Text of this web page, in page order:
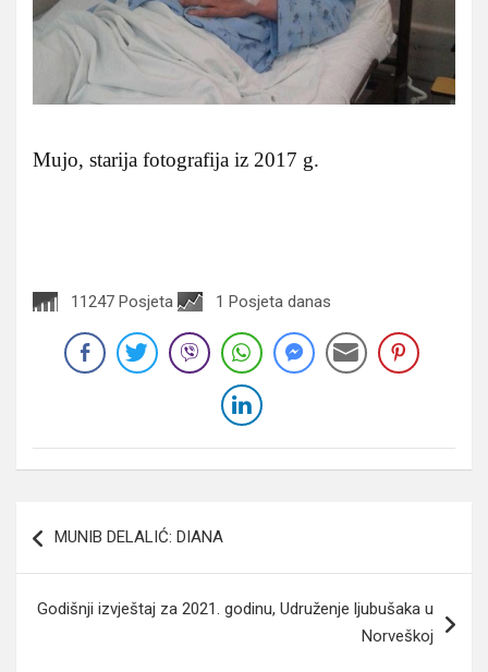
Mujo, starija fotografija iz 2017 g.
11247 Posjeta 1 Posjeta danas
članaka
MUNIB DELALIĆ: DIANA
Godišnji izvještaj za 2021. godinu, Udruženje ljubušaka u
Norveškoj